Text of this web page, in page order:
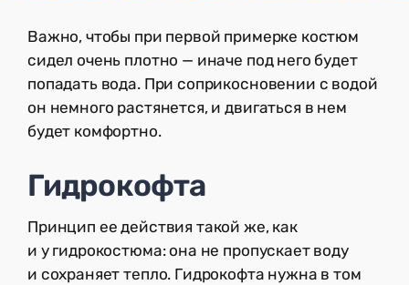
Важно, чтобы при первой примерке костюм
сидел очень плотно — иначе под него будет
попадать вода. При соприкосновении с водой
он немного растянется, и двигаться в нем
будет комфортно.
Гидрокофта
Принцип ее действия такой же, как
и у гидрокостюма: она не пропускает воду
и сохраняет тепло. Гидрокофта нужна в том